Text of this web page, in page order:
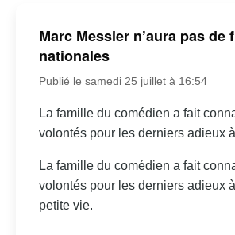
Marc Messier n’aura pas de
nationales
Publié le samedi 25 juillet à 16:54
La famille du comédien a fait
volontés pour les derniers adieux
La famille du comédien a fait
volontés pour les derniers adieux
petite vie.